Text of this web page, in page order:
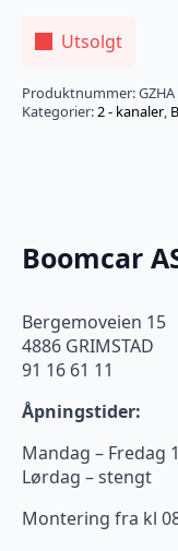
Utsolgt
Produktnummer:
Kategorier:2 - kanaler,
Boomcar
Bergemoveien 15
4886 GRIMSTAD
91 16 61 11
Åpningstider:
Mandag – Fredag
Lørdag – stengt
Montering fra kl